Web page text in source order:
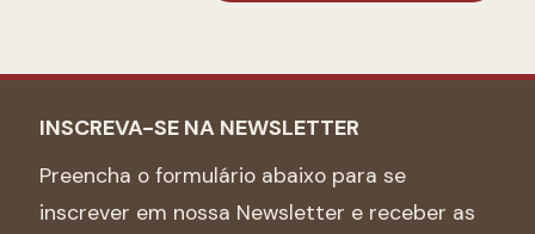
INSCREVA-SE NA NEWSLETTER
Preencha o formulário abaixo para se
inscrever em nossa Newsletter e receber as